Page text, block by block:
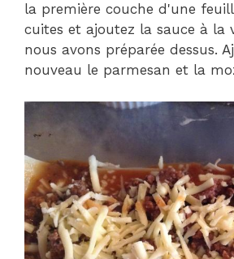
la première couche d'une
cuites et ajoutez la sauce à la
nous avons préparée dessus.
nouveau le parmesan et la